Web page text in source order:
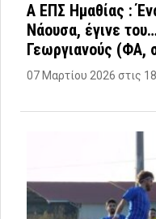
Α ΕΠΣ Ημαθίας :
Νάουσα, έγινε
Γεωργιανούς (ΦΑ,
07 Μαρτίου 2026 στις